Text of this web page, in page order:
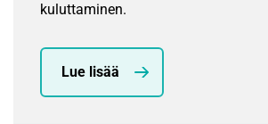
kuluttaminen.
Lue lisää